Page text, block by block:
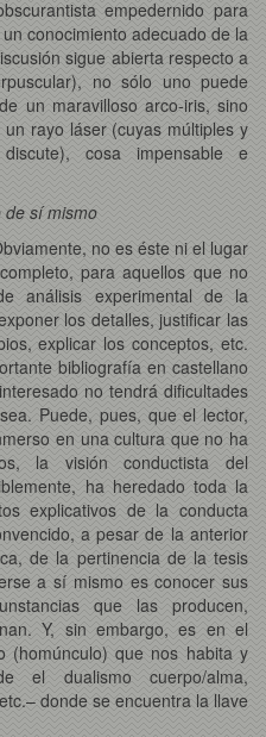
empedernido para
conocimiento adecuado de la
sigue abierta respecto a
no sólo uno puede
un maravilloso arco-iris, sino
rayo láser (cuyas múltiples y
cosa impensable e
de sí mismo
no es éste ni el lugar
para aquellos que no
análisis experimental de la
los detalles, justificar las
explicar los conceptos, etc.
bibliografía en castellano
no tendrá dificultades
Puede, pues, que el lector,
en una cultura que no ha
la visión conductista del
ha heredado toda la
explicativos de la conducta
a pesar de la anterior
de la pertinencia de la tesis
a sí mismo es conocer sus
que las producen,
Y, sin embargo, es en el
que nos habita y
el dualismo cuerpo/alma,
donde se encuentra la llave